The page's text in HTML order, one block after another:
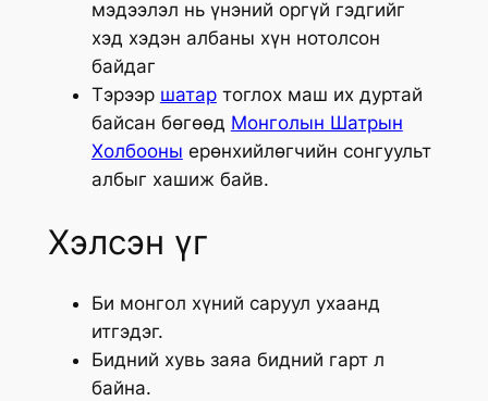
мэдээлэл нь үнэний оргүй гэдгийг
хэд хэдэн албаны хүн нотолсон
байдаг
Тэрээр шатартоглох маш их дуртай
байсан бөгөөд Монголын Шатрын
Холбооны ерөнхийлөгчийн сонгуульт
албыг хашиж байв.
Хэлсэн үг
Би монгол хүний саруул ухаанд
итгэдэг.
Бидний хувь заяа бидний гарт л
байна.